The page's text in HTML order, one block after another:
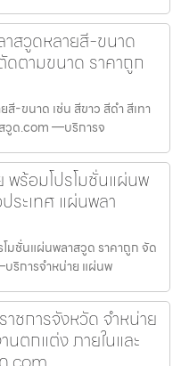
สวูดหลายสี-ขนาด
ดตามขนาด ราคาถูก
-ขนาด เช่น สีขาว สีดำ สีเทา
วูด.com —บริการจ
พร้อมโปรโมชั่นแผ่นพ
ระเทศ แผ่นพลา
มชั่นแผ่นพลาสวูด ราคาถูก จัด
ริการจำหน่าย แผ่นพ
ชการจังหวัด จำหน่าย
ตกแต่ง ภายในและ